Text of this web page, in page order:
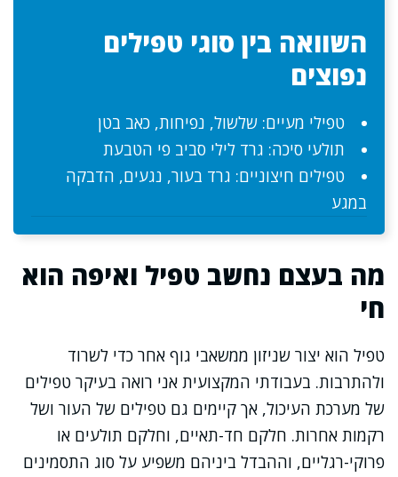
השוואה בין סוגי טפילים
נפוצים
טפילי מעיים: שלשול, נפיחות, כאב בטן
תולעי סיכה: גרד לילי סביב פי הטבעת
טפילים חיצוניים: גרד בעור, נגעים, הדבקה
במגע
מה בעצם נחשב טפיל ואיפה הוא
חי
טפיל הוא יצור שניזון ממשאבי גוף אחר כדי לשרוד
ולהתרבות. בעבודתי המקצועית אני רואה בעיקר טפילים
של מערכת העיכול, אך קיימים גם טפילים של העור ושל
רקמות אחרות. חלקם חד-תאיים, וחלקם תולעים או
פרוקי-רגליים, וההבדל ביניהם משפיע על סוג התסמינים